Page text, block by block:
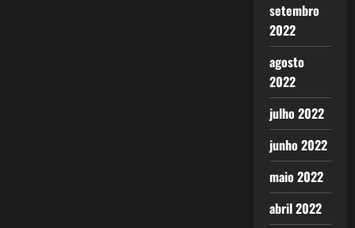
setembro
2022
agosto
2022
julho 2022
junho 2022
maio 2022
abril 2022